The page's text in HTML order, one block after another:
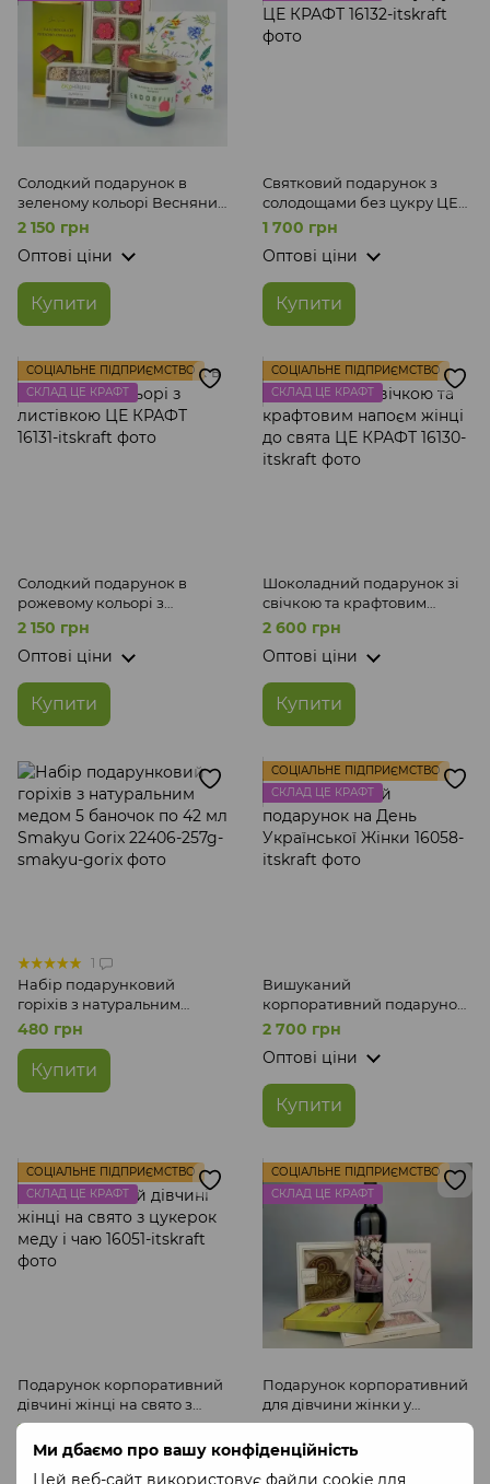
Ми дбаємо про вашу конфіденційність
Цей веб-сайт використовує файли cookie для
Солодкий подарунок в
зеленому кольорі Весняний
Крафт ЦЕ КРАФТ
2 150 грн
Оптові ціни
Купити
Святковий подарунок з
солодощами без цукру ЦЕ
КРАФТ
1 700 грн
Оптові ціни
Купити
СОЦІАЛЬНЕ ПІДПРИЄМСТВО
СКЛАД ЦЕ КРАФТ
Солодкий подарунок в
рожевому кольорі з
листівкою ЦЕ КРАФТ
2 150 грн
Оптові ціни
Купити
СОЦІАЛЬНЕ ПІДПРИЄМСТВО
СКЛАД ЦЕ КРАФТ
Шоколадний подарунок зі
свічкою та крафтовим
напоєм жінці до свята ЦЕ
2 600 грн
Оптові ціни
Купити
1
Набір подарунковий
горіхів з натуральним
медом 5 баночок по 42 мл
Smakyu Gorix
480 грн
Купити
СОЦІАЛЬНЕ ПІДПРИЄМСТВО
СКЛАД ЦЕ КРАФТ
Вишуканий
корпоративний подарунок
на День Української Жінки
2 700 грн
Оптові ціни
Купити
СОЦІАЛЬНЕ ПІДПРИЄМСТВО
СКЛАД ЦЕ КРАФТ
Подарунок корпоративний
дівчині жінці на свято з
цукерок меду і чаю
2 099 грн
Оптові ціни
СОЦІАЛЬНЕ ПІДПРИЄМСТВО
СКЛАД ЦЕ КРАФТ
Подарунок корпоративний
для дівчини жінки у
дерев'яному боксі з
крафтовим напоєм та
шоколадом
Оптові ціни